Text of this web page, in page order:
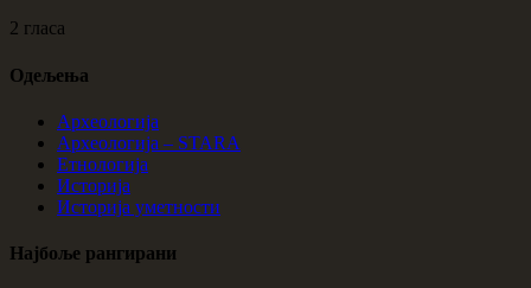
2 гласа
Одељења
Археологија
Археологија – STARA
Етнологија
Историја
Историја уметности
Најбоље рангирани